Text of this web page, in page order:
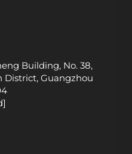
Building, No. 38,
District, Guangzhou